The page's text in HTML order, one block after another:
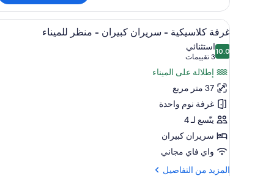
غرفة
كلاسيكية
-
سرير
ملكي
استعراض
جميع
صور
غرفة
كلاسيكية
-
سريران
كبيران
-
منظر
للميناء
5
غرفة كلاسيكية - سريران كبيران - منظر للميناء
10.0
10.0 من 10
استثنائي
3 تقييمات(3
تقييمات)
إطلالة على الميناء
37 متر مربع
غرفة نوم واحدة
يتّسع لـ 4
سريران كبيران
واي فاي مجاني
المزيد من التفاصيل
المزيد